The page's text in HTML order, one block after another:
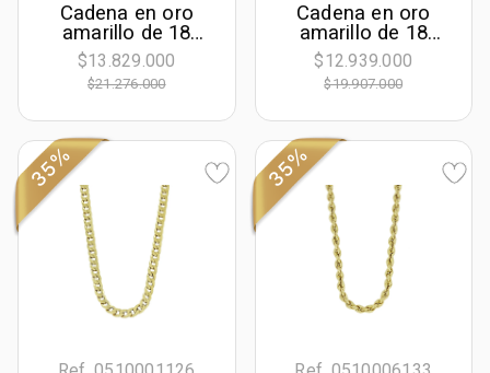
Cadena en oro
amarillo de 18
Kilates, Grumette,
50 cm. de largo, 5
mm. de ancho
$13.829.000
$21.276.000
Cadena en oro
amarillo de 18
Kilates con visos,
Grumette, 50 cm.
de largo, 4.50 mm.
$12.939.000
$19.907.000
35% 35%